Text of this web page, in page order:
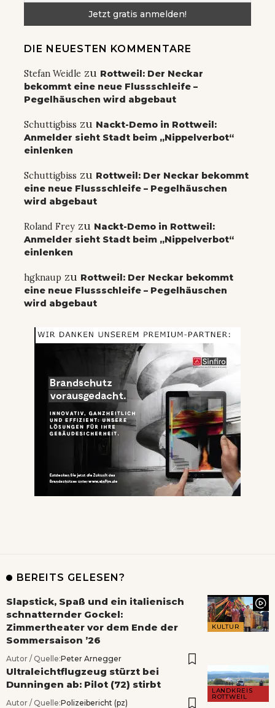
DIE NEUESTEN KOMMENTARE
Stefan Weidle zu Rottweil: Der Neckar
bekommt eine neue Flussschleife –
Pegelhäuschen wird abgebaut
Schuttigbiss zu Nackt-Demo in Rottweil:
Anmelder sieht Stadt beim „Nippelverbot“
einlenken
Schuttigbiss zu Rottweil: Der Neckar bekommt
eine neue Flussschleife – Pegelhäuschen
wird abgebaut
Roland Frey zu Nackt-Demo in Rottweil:
Anmelder sieht Stadt beim „Nippelverbot“
einlenken
hgknaup zu Rottweil: Der Neckar bekommt
eine neue Flussschleife – Pegelhäuschen
wird abgebaut
BEREITS GELESEN?
KULTUR
Slapstick, Spaß und ein italienisch
schnatternder Gockel:
Zimmertheater vor dem Ende der
Sommersaison ’26
Autor / Quelle:Peter Arnegger
LANDKREIS
ROTTWEIL
Ultraleichtflugzeug stürzt bei
Dunningen ab: Pilot (72) stirbt
Autor / Quelle:Polizeibericht (pz)